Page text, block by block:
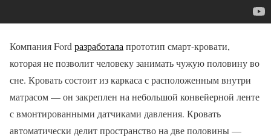
Компания Fordразработалапрототип смарт-кровати,
которая не позволит человеку занимать чужую половину во
сне. Кровать состоит из каркаса с расположенным внутри
матрасом — он закреплен на небольшой конвейерной ленте
с вмонтированными датчиками давления. Кровать
автоматически делит пространство на две половины —